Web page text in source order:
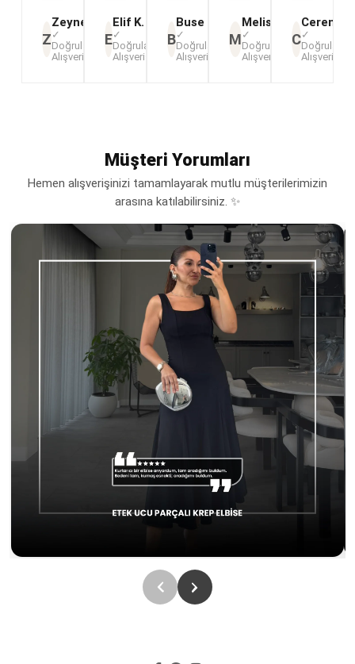
Z
Zeynep A.
✓
Doğrulanmış
Alışveriş
E
Elif K.
✓
Doğrulanmış
Alışveriş
B
Buse T.
✓
Doğrulanmış
Alışveriş
M
Melisa Y.
✓
Doğrulanmış
Alışveriş
C
Ceren D.
✓
Alışveriş
Müşteri Yorumları
Hemen alışverişinizi tamamlayarak mutlu müşterilerimizin
arasına katılabilirsiniz. ✨